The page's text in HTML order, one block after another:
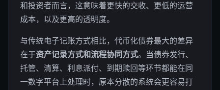
和投资者而言，这意味着更快的交收、更低的运营
成本，以及更高的透明度。
与传统电子记账方式相比，代币化债券最大的差异
在于资产记录方式和流程协同方式。当债券发行、
托管、清算、利息派付、到期赎回等环节都能在同
一数字平台上处理时，原本分散的系统会更容易打